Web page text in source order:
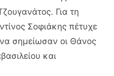
Για τη
Σοφιάκης πέτυχε
σημείωσαν οι Θάνος
και